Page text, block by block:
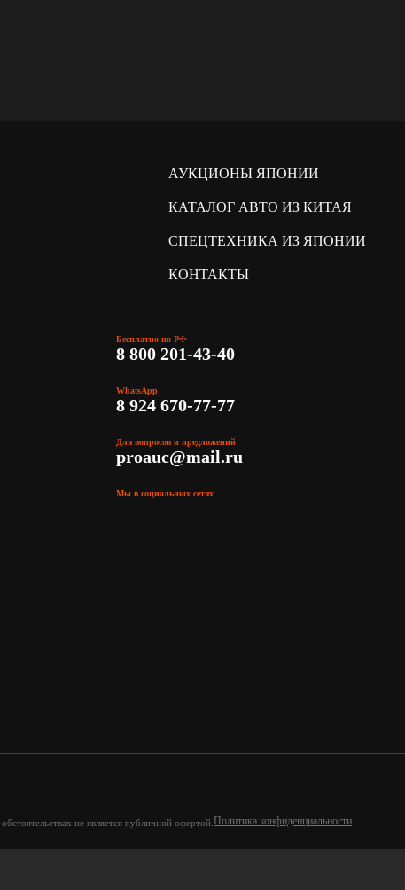
АУКЦИОНЫ ЯПОНИИ
КАТАЛОГ АВТО ИЗ КИТАЯ
СПЕЦТЕХНИКА ИЗ ЯПОНИИ
КОНТАКТЫ
Бесплатно по РФ
8 800 201-43-40
WhatsApp
8 924 670-77-77
Для вопросов и предложений
proauc@mail.ru
Мы в социальных сетях
не является публичной офертой. Политика конфиденциальности